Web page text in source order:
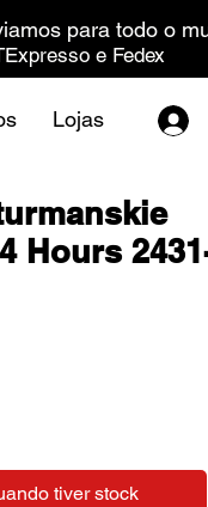
para todo o
e Fedex
Lojas
Hours
tiver stock